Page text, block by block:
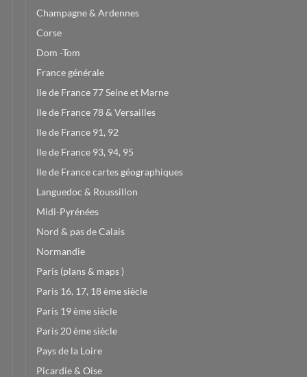
Champagne & Ardennes
Corse
Dom -Tom
France générale
Ile de France 77 Seine et Marne
Ile de France 78 & Versailles
Ile de France 91, 92
Ile de France 93, 94, 95
Ile de France cartes géographiques
Languedoc & Roussillon
Midi-Pyrénées
Nord & pas de Calais
Normandie
Paris (plans & maps )
Paris 16, 17, 18 ème siècle
Paris 19 ème siècle
Paris 20 ème siècle
Pays de la Loire
Picardie & Oise